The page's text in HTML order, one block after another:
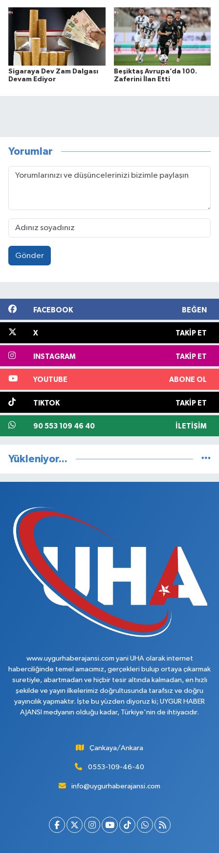
Sigaraya Dev Zam Dalgası
Devam Ediyor
Beşiktaş Avrupa’da 100.
Zaferini İlan Etti
Yorumlar
Gönder
FACEBOOK BEĞEN
X TAKIP ET
INSTAGRAM TAKIP ET
YOUTUBE ABONE OL
TIKTOK TAKIP ET
90 553 109 46 40 İLETIŞIM
Yükleniyor...
www.uygurhaberajansi.com yani UHA olarak internet
haberciliğinde temel amacımız, gerçekleri bulup ortaya çıkarmak
suretiyle, abartmadan ve hiçbir tesir altında kalmadan, en hızlı
şekilde ve yayın ilkelerimiz doğrultusunda tarafsız ve doğru
yayıncılık yapmaktır. İşte bu yüzden diyoruz ki; UYGUR HABER
AJANSI medyanın olduğu kadar, Türkiye'nin de ihtiyacıdır.
Çankaya/Ankara
0553-109-46-40
info@uygurhaberajansi.com